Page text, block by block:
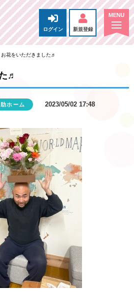
ログイン 新規登録
お花をいただきました♬
♬
ホーム 2023/05/02 17:48